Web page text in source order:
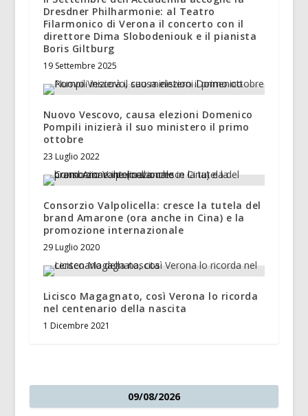
Dresdner Philharmonie: al Teatro
Filarmonico di Verona il concerto con il
direttore Dima Slobodeniouk e il pianista
Boris Giltburg
19 Settembre 2025
Nuovo Vescovo, causa elezioni Domenico
Pompili inizierà il suo ministero il primo
ottobre
23 Luglio 2022
Consorzio Valpolicella: cresce la tutela del
brand Amarone (ora anche in Cina) e la
promozione internazionale
29 Luglio 2020
Licisco Magagnato, così Verona lo ricorda
nel centenario della nascita
1 Dicembre 2021
09/08/2026